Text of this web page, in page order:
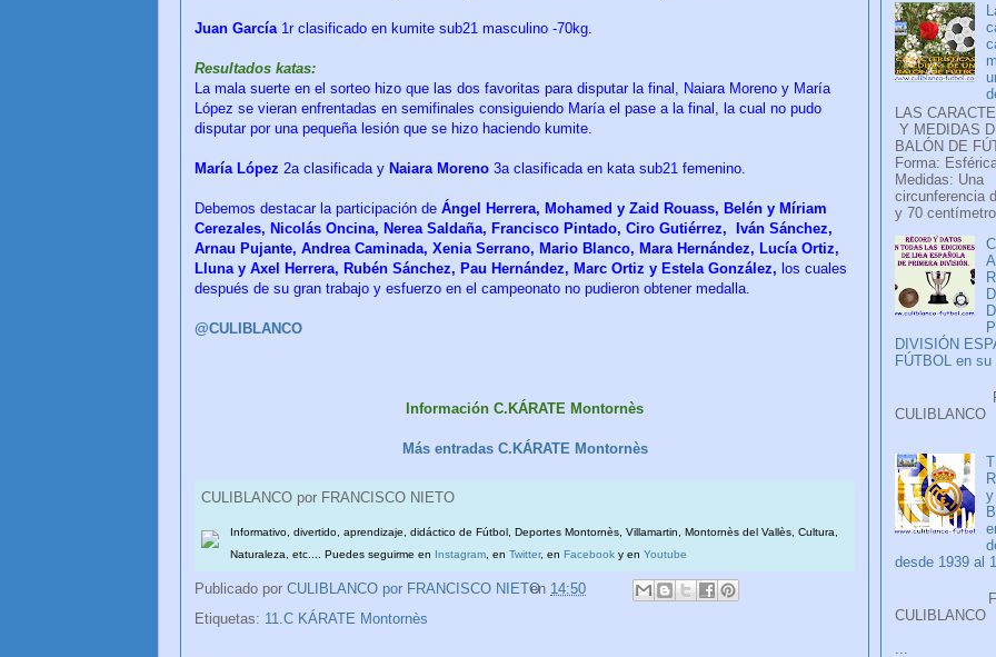
Juan García 1r clasificado en kumite sub21 masculino -70kg.
Resultados katas:
La mala suerte en el sorteo hizo que las dos favoritas para disputar la final, Naiara Moreno y María
López se vieran enfrentadas en semifinales consiguiendo María el pase a la final, la cual no pudo
disputar por una pequeña lesión que se hizo haciendo kumite.
María López 2a clasificada y Naiara Moreno 3a clasificada en kata sub21 femenino.
Debemos destacar la participación de Ángel Herrera, Mohamed y Zaid Rouass, Belén y Míriam
Cerezales, Nicolás Oncina, Nerea Saldaña, Francisco Pintado, Ciro Gutiérrez, Iván Sánchez,
Arnau Pujante, Andrea Caminada, Xenia Serrano, Mario Blanco, Mara Hernández, Lucía Ortiz,
Lluna y Axel Herrera, Rubén Sánchez, Pau Hernández, Marc Ortiz y Estela González, los cuales
después de su gran trabajo y esfuerzo en el campeonato no pudieron obtener medalla.
@CULIBLANCO
Información C.KÁRATE Montornès
Más entradas C.KÁRATE Montornès
CULIBLANCO por FRANCISCO NIETO
Informativo, divertido, aprendizaje, didáctico de Fútbol, Deportes Montornès, Villamartin, Montornès del Vallès, Cultura,
Naturaleza, etc.... Puedes seguirme en
Instagram, en Twitter, en Facebook y en Youtube
Publicado por CULIBLANCO por FRANCISCO NIETO
en 14:50
Etiquetas: 11.C KÁRATE Montornès
LAS
Y MEDIDAS
BALÓN DE
Forma:
Medidas: Una
circunferencia
y 70
DIVISIÓN
FÚTBOL en su
y
desde 1939 al